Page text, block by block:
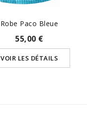
Robe Paco Bleue
55,00 €
VOIR LES DÉTAILS